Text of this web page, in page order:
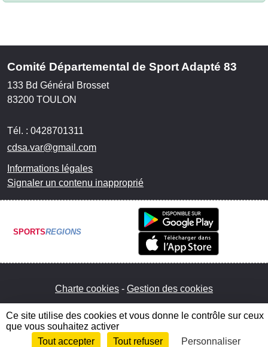
Comité Départemental de Sport Adapté 83
133 Bd Général Brosset
83200 TOULON
Tél. : 0428701311
cdsa.var@gmail.com
Informations légales
Signaler un contenu inapproprié
SPORTSREGIONS
Charte cookies Gestion des cookies
Envie de participer ? Connexion
Ce site utilise des cookies et vous donne le contrôle sur ceux
que vous souhaitez activer
Tout accepter
Tout refuser Personnaliser